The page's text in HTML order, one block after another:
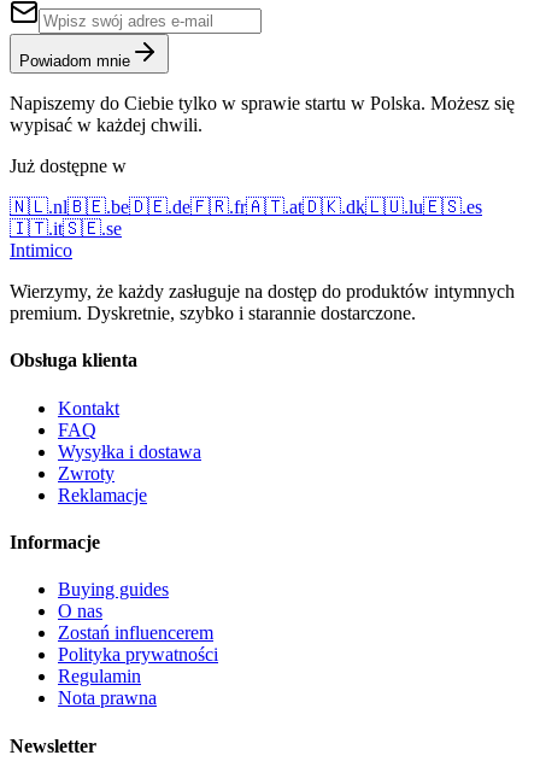
Powiadom mnie
Napiszemy do Ciebie tylko w sprawie startu w Polska. Możesz się
wypisać w każdej chwili.
Już dostępne w
🇳🇱.nl🇧🇪.be🇩🇪.de🇫🇷.fr🇦🇹.at🇩🇰.dk🇱🇺.lu🇪🇸.es
🇮🇹.it🇸🇪.se
Intimico
Wierzymy, że każdy zasługuje na dostęp do produktów intymnych
premium. Dyskretnie, szybko i starannie dostarczone.
Obsługa klienta
Kontakt
FAQ
Wysyłka i dostawa
Zwroty
Reklamacje
Informacje
Buying guides
O nas
Zostań influencerem
Polityka prywatności
Regulamin
Nota prawna
Newsletter